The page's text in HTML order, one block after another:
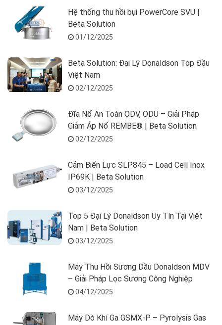
Hệ thống thu hồi bụi PowerCore SVU |
Beta Solution
01/12/2025
Beta Solution: Đại Lý Donaldson Top Đầu
Việt Nam
02/12/2025
Đĩa Nổ An Toàn ODV, ODU – Giải Pháp
Giảm Áp Nổ REMBE® | Beta Solution
02/12/2025
Cảm Biến Lực SLP845 – Load Cell Inox
IP69K | Beta Solution
03/12/2025
Top 5 Đại Lý Donaldson Uy Tín Tại Việt
Nam | Beta Solution
03/12/2025
Máy Thu Hồi Sương Dầu Donaldson MDV
– Giải Pháp Lọc Sương Công Nghiệp
04/12/2025
Máy Dò Khí Ga GSMX-P – Pyrolysis Gas